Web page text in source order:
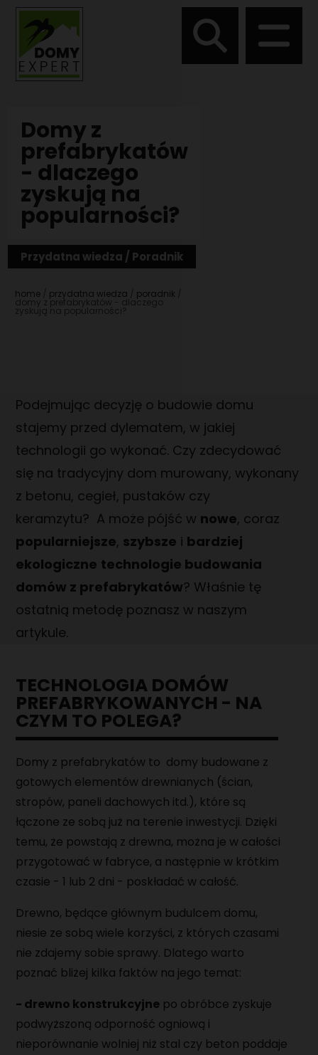
PROJEKTY AUTORSKIE
DOMY DO 35 METRÓW
DOMY DO 70 METRÓW
DOMY BEZ POZWOLENIA
DOMY PARTEROWE
WIĄZARY DACHOWE
WSZYSTKO CO MUSISZ WIEDZIEĆ O WIĄZARACH
DACHOWYCH
WIĄZARY DACHOWE ŚWIĘTOKRZYSKIE
TECHNOLOGIA BUDOWY
PROJEKTY INDYWIDUALNE
AKTUALNOŚCI
KAMERALNY TYDZIEŃ OTWARTY NA BUDOWIE
PORADNIK
FAQ
REALIZACJE
DOMY
DACHY
KARIERA
SPECJALISTA/KA DS. SPRZEDAŻY DOMÓW
PREFABRYKOWANYCH
EKIPY BUDOWLANE DO MONTAŻU DOMÓW
PREFABRYKOWANYCH
EKIPY DO WYKONYWANIA PŁYT FUNDAMENTOWYCH
OPERATOR CNC - OBRÓBKA DREWNA
PRACOWNIK PRODUKCJI
MONTER URZĄDZEŃ MECHANICZNYCH
KONTAKT
Domy z
prefabrykatów
- dlaczego
zyskują na
popularności?
Przydatna wiedza / Poradnik
home przydatna wiedza poradnik
domy z prefabrykatów - dlaczego
zyskują na popularności?
Podejmując decyzję o budowie domu
stajemy przed dylematem, w jakiej
technologii go wykonać. Czy zdecydować
się na tradycyjny dom murowany, wykonany
z betonu, cegieł, pustaków czy
keramzytu? A może pójść w nowe, coraz
popularniejsze, szybsze i bardziej
ekologiczne technologie budowania
domów z prefabrykatów? Właśnie tę
ostatnią metodę poznasz w naszym
artykule.
TECHNOLOGIA DOMÓW
PREFABRYKOWANYCH - NA
CZYM TO POLEGA?
Domy z prefabrykatów to domy budowane z
gotowych elementów drewnianych (ścian,
stropów, paneli dachowych itd.), które są
łączone ze sobą już na terenie inwestycji. Dzięki
temu, że powstają z drewna, można je w całości
przygotować w fabryce, a następnie w krótkim
czasie - 1 lub 2 dni - poskładać w całość.
Drewno, będące głównym budulcem domu,
niesie ze sobą wiele korzyści, z których czasami
nie zdajemy sobie sprawy. Dlatego warto
poznać bliżej kilka faktów na jego temat:
- drewno konstrukcyjne po obróbce zyskuje
podwyższoną odporność ogniową i
nieporównanie wolniej niż stal czy beton poddaje